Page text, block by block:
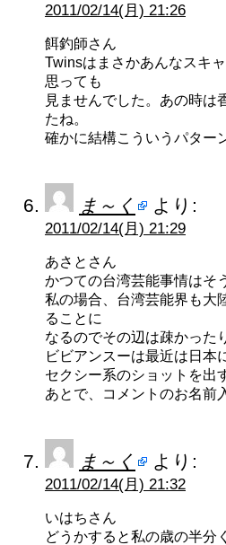
2011/02/14(月) 21:26
餌釣師さん
Twinsはまさかあんなスキ
思っても
見ませんでした。あの時は
たね。
確かに結構こういうパター
ま～く より:
2011/02/14(月) 21:29
あさとさん
かつての台湾芸能事情はそ
私の場合、台湾芸能界も大
ることに
なるのでその辺は疎かった
ビビアンスーは最近は日本
セクシー系のショットを出
あとで、コメントのお名前
ま～く より:
2011/02/14(月) 21:32
いはちさん
どうかすると私の歳の半分